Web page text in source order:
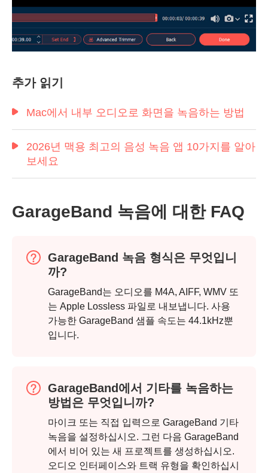
4단계.
추가 읽기
Mac에서 내부 오디오로 화면을 녹음하는 방법
2026년 맥용 최고의 음성 녹음 앱 10가지를 알아
보세요
GarageBand 녹음에 대한 FAQ
GarageBand 녹음 형식은 무엇입니
까?
GarageBand는 오디오를 M4A, AIFF, WMV 또
는 Apple Lossless 파일로 내보냅니다. 사용
가능한 GarageBand 샘플 속도는 44.1kHz뿐
입니다.
GarageBand에서 기타를 녹음하는
방법은 무엇입니까?
마이크 또는 직접 입력으로 GarageBand 기타
녹음을 설정하십시오. 그런 다음 GarageBand
에서 비어 있는 새 프로젝트를 생성하십시오.
오디오 인터페이스와 트랙 유형을 확인하십시